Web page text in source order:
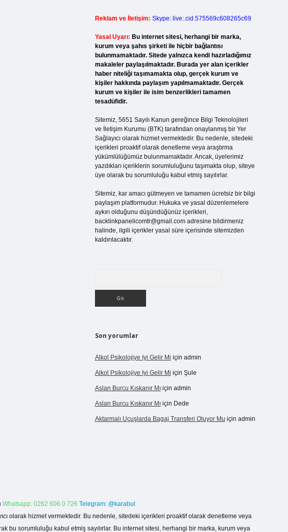
Reklam ve İletişim: Skype: live:.cid.575569c608265c69
Yasal Uyarı: Bu internet sitesi, herhangi bir marka,
kurum veya şahıs şirketi ile hiçbir bağlantısı
bulunmamaktadır. Sitede yalnızca kendi hazırladığımız
makaleler paylaşılmaktadır. Burada yer alan içerikler
haber niteliği taşımamakta olup, gerçek kurum ve
kişiler hakkında paylaşım yapılmamaktadır. Gerçek
kurum ve kişiler ile isim benzerlikleri tamamen
tesadüfidir.
Sitemiz, 5651 Sayılı Kanun gereğince Bilgi Teknolojileri
ve İletişim Kurumu (BTK) tarafından onaylanmış bir Yer
Sağlayıcı olarak hizmet vermektedir. Bu nedenle, sitedeki
içerikleri proaktif olarak denetleme veya araştırma
yükümlülüğümüz bulunmamaktadır. Ancak, üyelerimiz
yazdıkları içeriklerin sorumluluğunu taşımakta olup, siteye
üye olarak bu sorumluluğu kabul etmiş sayılırlar.
Sitemiz, kar amacı gütmeyen ve tamamen ücretsiz bir bilgi
paylaşım platformudur. Hukuka ve yasal düzenlemelere
aykırı olduğunu düşündüğünüz içerikleri,
backlinkpanelicomtr@gmail.comadresine bildirmeniz
halinde, ilgili içerikler yasal süre içerisinde sitemizden
kaldırılacaktır.
Son yorumlar
Alkol Psikolojiye Iyi Gelir Mi için admin
Alkol Psikolojiye Iyi Gelir Mi için Şule
Aslan Burcu Kıskanır Mıiçin admin
Aslan Burcu Kıskanır Mıiçin Dede
Aktarmalı Uçuşlarda Bagaj Transferi Oluyor Mu için admin
Whatsapp: 0262 606 0 726 Telegram: @karabul
olarak hizmet vermektedir. Bu nedenle, sitedeki içerikleri proaktif olarak denetleme veya
bu sorumluluğu kabul etmiş sayılırlar. Bu internet sitesi, herhangi bir marka, kurum veya